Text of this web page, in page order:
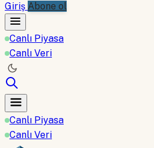
Giriş Abone ol
Canlı Piyasa
Canlı Veri
Canlı Piyasa
Canlı Veri